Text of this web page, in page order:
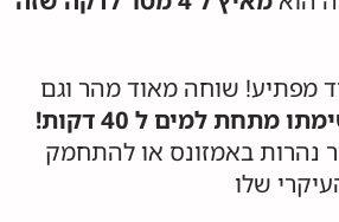
מפתיע! שוחה מאוד מהר וגם
מתחת למים ל 40 דקות!
נהרות באמזונס או להתחמק
שלו